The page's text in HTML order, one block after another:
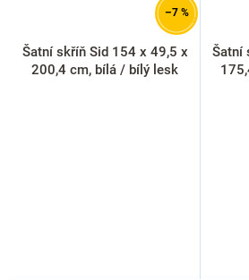
–7 %
Šatní skříň Sid 154 x 49,5 x
200,4 cm, bílá / bílý lesk
Šatní